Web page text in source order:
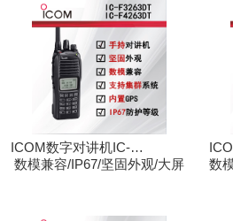
ICOM数字对讲机IC-
F3263DT/IC-F4263DT
数模兼容/IP67/坚固外观/大屏
数